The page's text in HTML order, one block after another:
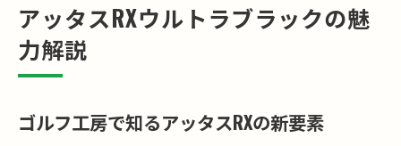
アッタスRXウルトラブラックの魅
力解説
ゴルフ工房で知るアッタスRXの新要素